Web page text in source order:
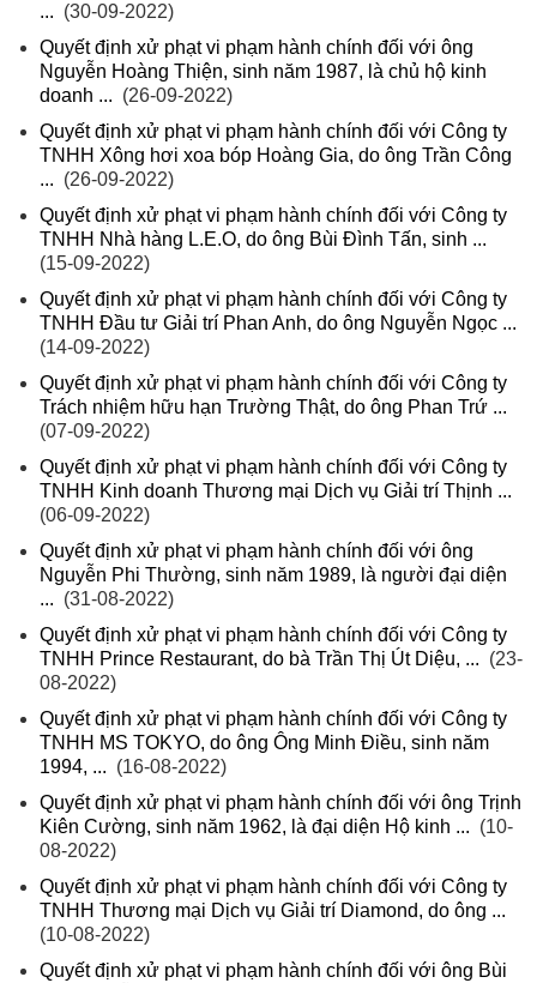
... (30-09-2022)
Quyết định xử phạt vi phạm hành chính đối với ông
Nguyễn Hoàng Thiện, sinh năm 1987, là chủ hộ kinh
doanh ... (26-09-2022)
Quyết định xử phạt vi phạm hành chính đối với Công ty
TNHH Xông hơi xoa bóp Hoàng Gia, do ông Trần Công
... (26-09-2022)
Quyết định xử phạt vi phạm hành chính đối với Công ty
TNHH Nhà hàng L.E.O, do ông Bùi Đình Tấn, sinh ...
(15-09-2022)
Quyết định xử phạt vi phạm hành chính đối với Công ty
TNHH Đầu tư Giải trí Phan Anh, do ông Nguyễn Ngọc ...
(14-09-2022)
Quyết định xử phạt vi phạm hành chính đối với Công ty
Trách nhiệm hữu hạn Trường Thật, do ông Phan Trứ ...
(07-09-2022)
Quyết định xử phạt vi phạm hành chính đối với Công ty
TNHH Kinh doanh Thương mại Dịch vụ Giải trí Thịnh ...
(06-09-2022)
Quyết định xử phạt vi phạm hành chính đối với ông
Nguyễn Phi Thường, sinh năm 1989, là người đại diện
... (31-08-2022)
Quyết định xử phạt vi phạm hành chính đối với Công ty
TNHH Prince Restaurant, do bà Trần Thị Út Diệu, ... (23-
08-2022)
Quyết định xử phạt vi phạm hành chính đối với Công ty
TNHH MS TOKYO, do ông Ông Minh Điều, sinh năm
1994, ... (16-08-2022)
Quyết định xử phạt vi phạm hành chính đối với ông Trịnh
Kiên Cường, sinh năm 1962, là đại diện Hộ kinh ... (10-
08-2022)
Quyết định xử phạt vi phạm hành chính đối với Công ty
TNHH Thương mại Dịch vụ Giải trí Diamond, do ông ...
(10-08-2022)
Quyết định xử phạt vi phạm hành chính đối với ông Bùi